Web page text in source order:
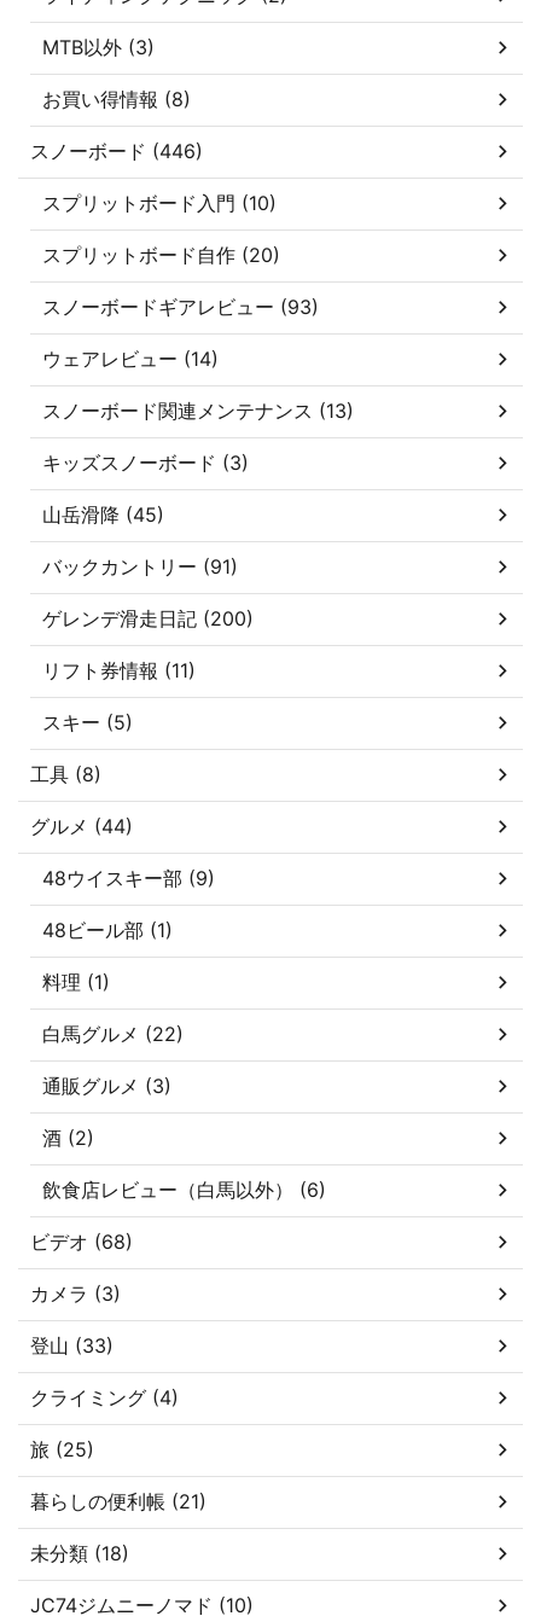
MTB以外 (3)
お買い得情報 (8)
スノーボード (446)
スプリットボード入門 (10)
スプリットボード自作 (20)
スノーボードギアレビュー (93)
ウェアレビュー (14)
スノーボード関連メンテナンス (13)
キッズスノーボード (3)
山岳滑降 (45)
バックカントリー (91)
ゲレンデ滑走日記 (200)
リフト券情報 (11)
スキー (5)
工具 (8)
グルメ (44)
48ウイスキー部 (9)
48ビール部 (1)
料理 (1)
白馬グルメ (22)
通販グルメ (3)
酒 (2)
飲食店レビュー（白馬以外） (6)
ビデオ (68)
カメラ (3)
登山 (33)
クライミング (4)
旅 (25)
暮らしの便利帳 (21)
未分類 (18)
JC74ジムニーノマド (10)